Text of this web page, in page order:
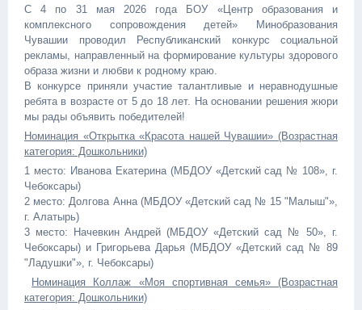
С 4 по 31 мая 2026 года БОУ «Центр образования и
комплексного сопровождения детей» Минобразования
Чувашии проводил Республиканский конкурс социальной
рекламы, направленный на формирование культуры здорового
образа жизни и любви к родному краю.
В конкурсе приняли участие талантливые и неравнодушные
ребята в возрасте от 5 до 18 лет. На основании решения жюри
мы рады объявить победителей!
Номинация «Открытка «Красота нашей Чувашии» (Возрастная
категория: Дошкольники)
1 место: Иванова Екатерина (МБДОУ «Детский сад № 108», г.
Чебоксары)
2 место: Долгова Анна (МБДОУ «Детский сад № 15 "Малыш"»,
г. Алатырь)
3 место: Начевкин Андрей (МБДОУ «Детский сад № 50», г.
Чебоксары) и Григорьева Дарья (МБДОУ «Детский сад № 89
"Ладушки"», г. Чебоксары)
Номинация Коллаж «Моя спортивная семья» (Возрастная
категория: Дошкольники)